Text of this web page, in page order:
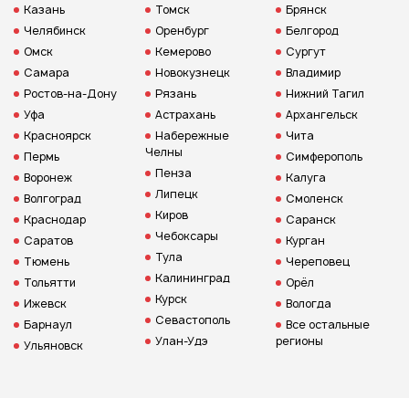
Казань
Челябинск
Омск
Самара
Ростов-на-Дону
Уфа
Красноярск
Пермь
Воронеж
Волгоград
Краснодар
Саратов
Тюмень
Тольятти
Ижевск
Барнаул
Ульяновск
Томск
Оренбург
Кемерово
Новокузнецк
Рязань
Астрахань
Набережные
Челны
Пенза
Липецк
Киров
Чебоксары
Тула
Калининград
Курск
Севастополь
Улан-Удэ
Брянск
Белгород
Сургут
Владимир
Нижний Тагил
Архангельск
Чита
Симферополь
Калуга
Смоленск
Саранск
Курган
Череповец
Орёл
Вологда
Все остальные
регионы